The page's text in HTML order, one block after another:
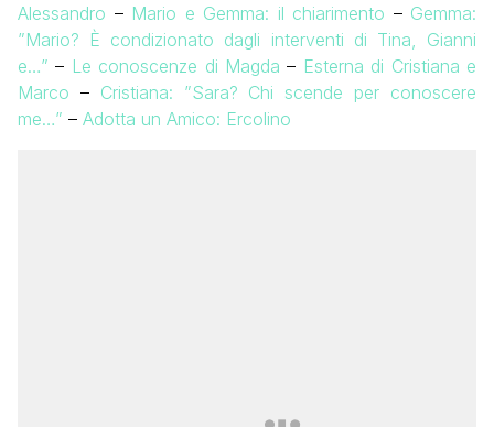
Alessandro – Mario e Gemma: il chiarimento – Gemma:
”Mario? È condizionato dagli interventi di Tina, Gianni
e…” – Le conoscenze di Magda – Esterna di Cristiana e
Marco – Cristiana: ”Sara? Chi scende per conoscere
me…” – Adotta un Amico: Ercolino